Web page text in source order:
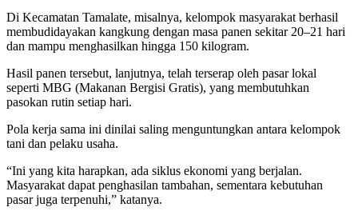
Di Kecamatan Tamalate, misalnya, kelompok masyarakat berhasil
membudidayakan kangkung dengan masa panen sekitar 20–21 hari
dan mampu menghasilkan hingga 150 kilogram.
Hasil panen tersebut, lanjutnya, telah terserap oleh pasar lokal
seperti MBG (Makanan Bergisi Gratis), yang membutuhkan
pasokan rutin setiap hari.
Pola kerja sama ini dinilai saling menguntungkan antara kelompok
tani dan pelaku usaha.
“Ini yang kita harapkan, ada siklus ekonomi yang berjalan.
Masyarakat dapat penghasilan tambahan, sementara kebutuhan
pasar juga terpenuhi,” katanya.